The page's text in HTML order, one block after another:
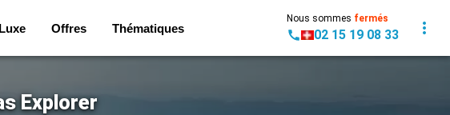
Luxe Offres Thématiques
Nous sommes fermés
02 15 19 08 33
Explorer